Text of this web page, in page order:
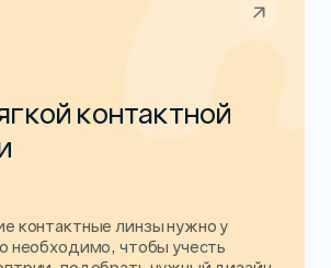
контактной
контактные линзы нужно у
необходимо, чтобы учесть